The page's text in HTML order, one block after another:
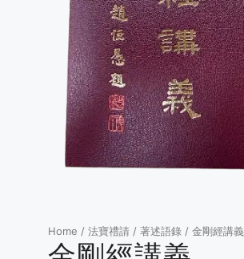
Home / 法寶禮請 / 著述語錄 / 金剛經講義